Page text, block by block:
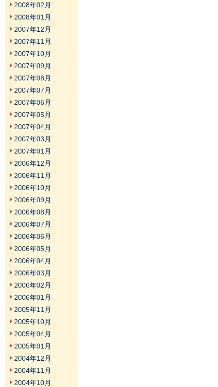
2008年02月
2008年01月
2007年12月
2007年11月
2007年10月
2007年09月
2007年08月
2007年07月
2007年06月
2007年05月
2007年04月
2007年03月
2007年01月
2006年12月
2006年11月
2006年10月
2006年09月
2006年08月
2006年07月
2006年06月
2006年05月
2006年04月
2006年03月
2006年02月
2006年01月
2005年11月
2005年10月
2005年04月
2005年01月
2004年12月
2004年11月
2004年10月